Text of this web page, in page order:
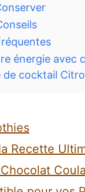
énergie avec
de cocktail
Recette